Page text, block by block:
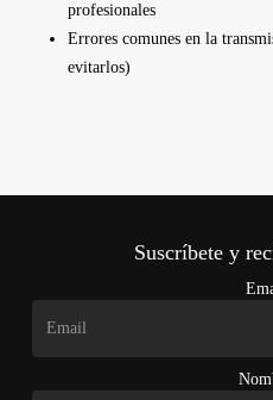
profesionales
Errores comunes en la
evitarlos)
Suscríbete y